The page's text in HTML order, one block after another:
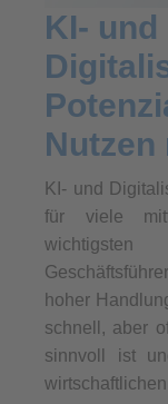
KI- und
Nutzen
KI- und
für viele
hoher
schnell, aber
sinnvoll ist